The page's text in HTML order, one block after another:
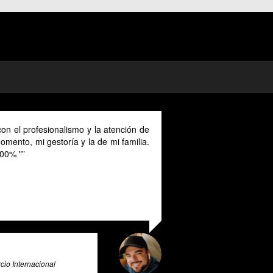
el profesionalismo y la atención de
mi gestoría y la de mi familia.
"
Internacional